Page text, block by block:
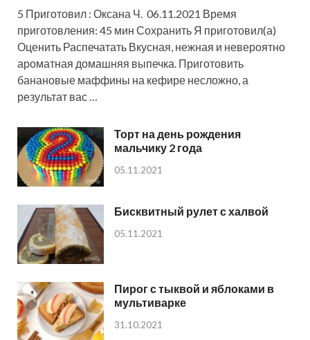
5 Приготовил : Оксана Ч. 06.11.2021 Время
приготовления: 45 мин Сохранить Я приготовил(а)
Оценить Распечатать Вкусная, нежная и невероятно
ароматная домашняя выпечка. Приготовить
банановые маффины на кефире несложно, а
результат вас …
Торт на день рождения
мальчику 2 года
05.11.2021
Бисквитный рулет с халвой
05.11.2021
Пирог с тыквой и яблоками в
мультиварке
31.10.2021